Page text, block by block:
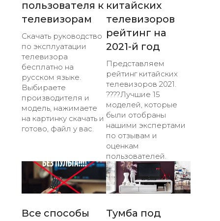
пользователя к
телевизорам
Скачать руководство
по эксплуатации
телевизора
бесплатно на
русском языке.
Выбираете
производителя и
модель, нажимаете
на картинку скачать и
готово, файл у вас.
китайских
телевизоров
рейтинг на
2021-й год
Представляем
рейтинг китайских
телевизоров 2021.
????Лучшие 15
моделей, которые
были отобраны
нашими экспертами
по отзывам и
оценкам
пользователей.
Все способы
Тумба под